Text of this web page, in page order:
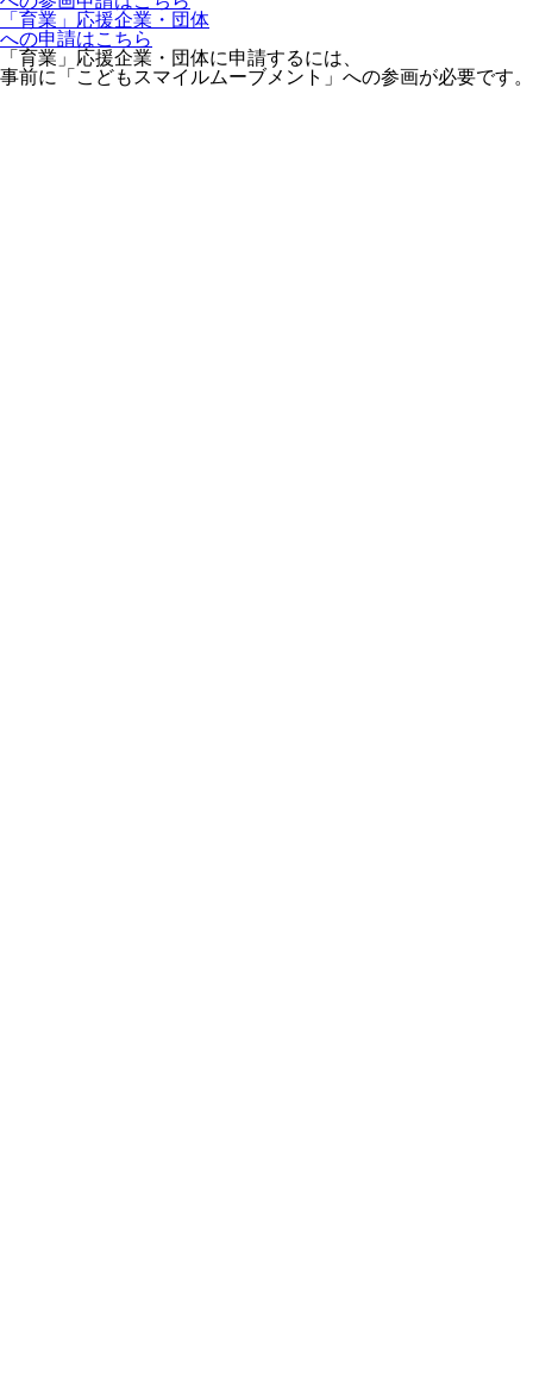
「育業」応援企業・団体
への申請はこちら
「育業」応援企業・団体に申請するには、
事前に「こどもスマイルムーブメント」への参画が必要です。